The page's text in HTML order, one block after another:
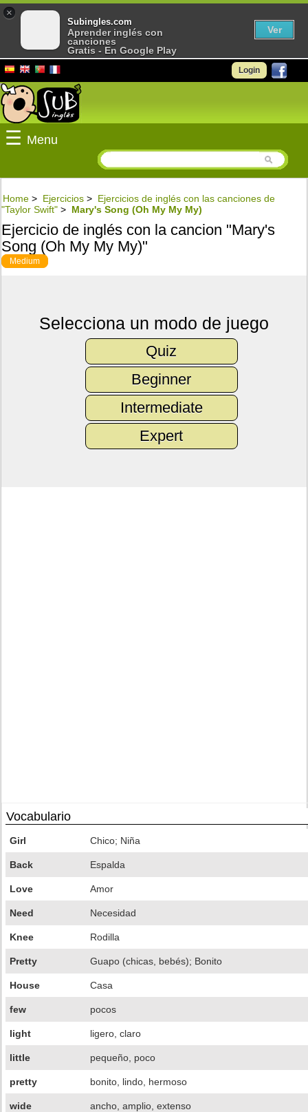
Login
☰ Menu
Home > Ejercicios > Ejercicios de inglés con las canciones de
"Taylor Swift" > Mary's Song (Oh My My My)
Ejercicio de inglés con la cancion "Mary's
Song (Oh My My My)"
Medium
Selecciona un modo de juego
Quiz
Beginner
Intermediate
Expert
Vocabulario
Girl Chico; Niña
Back Espalda
Love Amor
Need Necesidad
Knee Rodilla
Pretty Guapo (chicas, bebés); Bonito
House Casa
few pocos
light ligero, claro
little pequeño, poco
pretty bonito, lindo, hermoso
wide ancho, amplio, extenso
×
Subingles.com
Aprender inglés con
canciones
Gratis - En Google Play
Ver